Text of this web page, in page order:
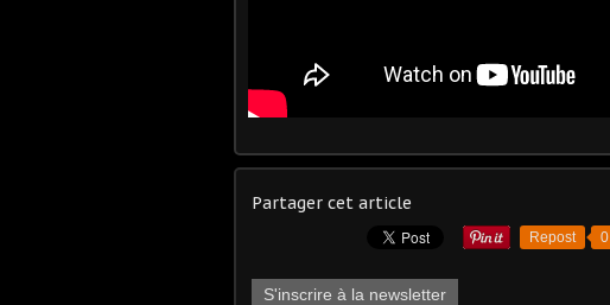
Partager cet article
Repost 0
S'inscrire à la newsletter